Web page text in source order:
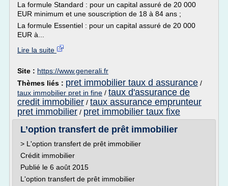
La formule Standard : pour un capital assuré de 20 000
EUR minimum et une souscription de 18 à 84 ans ;
La formule Essentiel : pour un capital assuré de 20 000
EUR à...
Lire la suite
Site : https://www.generali.fr
Thèmes liés : pret immobilier taux d assurance /
taux immobilier pret in fine / taux d'assurance de
credit immobilier / taux assurance emprunteur
pret immobilier / pret immobilier taux fixe
L’option transfert de prêt immobilier
> L'option transfert de prêt immobilier
Crédit immobilier
Publié le 6 août 2015
L'option transfert de prêt immobilier